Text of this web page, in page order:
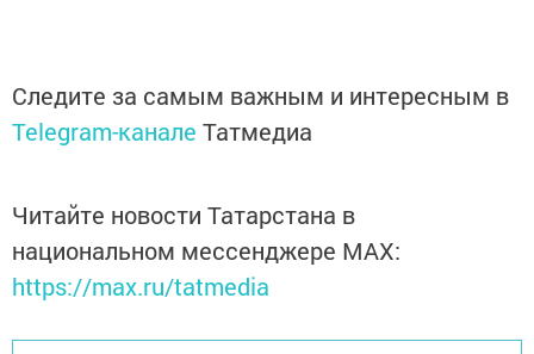
Следите за самым важным и интересным в
Telegram-канале Татмедиа
Читайте новости Татарстана в
национальном мессенджере MАХ:
https://max.ru/tatmedia